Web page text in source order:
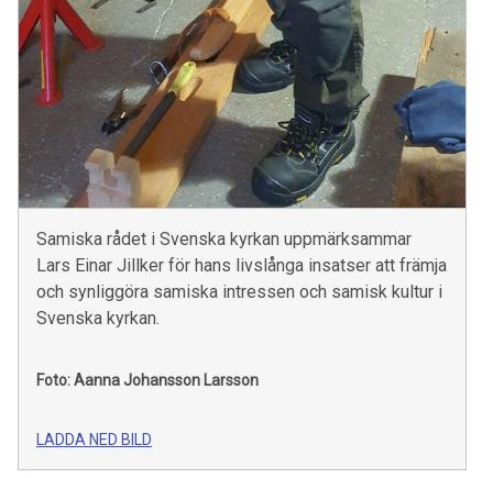
Samiska rådet i Svenska kyrkan uppmärksammar
Lars Einar Jillker för hans livslånga insatser att främja
och synliggöra samiska intressen och samisk kultur i
Svenska kyrkan.
Foto: Aanna Johansson Larsson
LADDA NED BILD